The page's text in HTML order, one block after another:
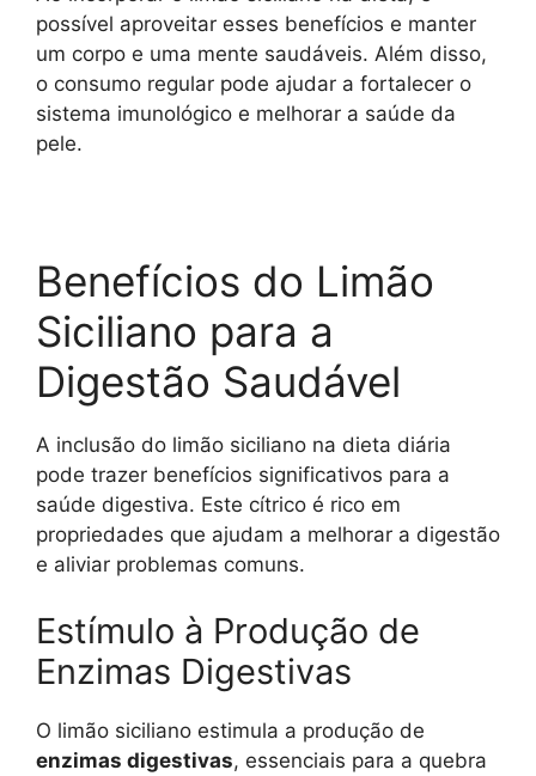
possível aproveitar esses benefícios e manter
um corpo e uma mente saudáveis. Além disso,
o consumo regular pode ajudar a fortalecer o
sistema imunológico e melhorar a saúde da
pele.
Benefícios do Limão
Siciliano para a
Digestão Saudável
A inclusão do limão siciliano na dieta diária
pode trazer benefícios significativos para a
saúde digestiva. Este cítrico é rico em
propriedades que ajudam a melhorar a digestão
e aliviar problemas comuns.
Estímulo à Produção de
Enzimas Digestivas
O limão siciliano estimula a produção de
enzimas digestivas, essenciais para a quebra